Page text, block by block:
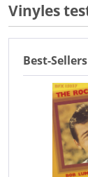
Vinyles
Best-Sellers